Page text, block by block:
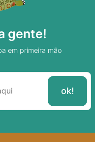
gente!
em primeira mão